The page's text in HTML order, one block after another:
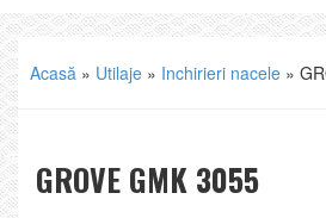
Acasă » Utilaje » Inchirieri nacele »
GROVE GMK 3055